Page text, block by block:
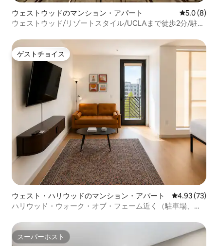
ウェストウッドのマンション・アパート レビュー8
5.0 (8)
ウェストウッド/リゾートスタイル/UCLAまで徒歩2分/駐車
ゲストチョイス
ゲストチョイス
ウェスト・ハリウッドのマンション・アパート レビュー73
4.93 (73)
ハリウッド・ウォーク・オブ・フェーム近く（駐車場、プ
スーパーホスト
スーパーホスト